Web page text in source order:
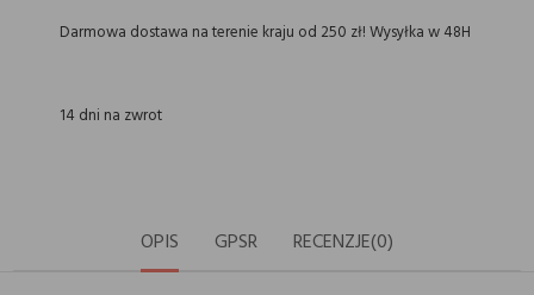
Darmowa dostawa na terenie kraju od 250 zł! Wysyłka w 48H
14 dni na zwrot
OPIS GPSR RECENZJE(0)